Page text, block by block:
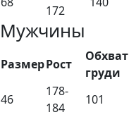
172
Мужчины
РазмерРост
Обхват
груди
46
178-
184
101